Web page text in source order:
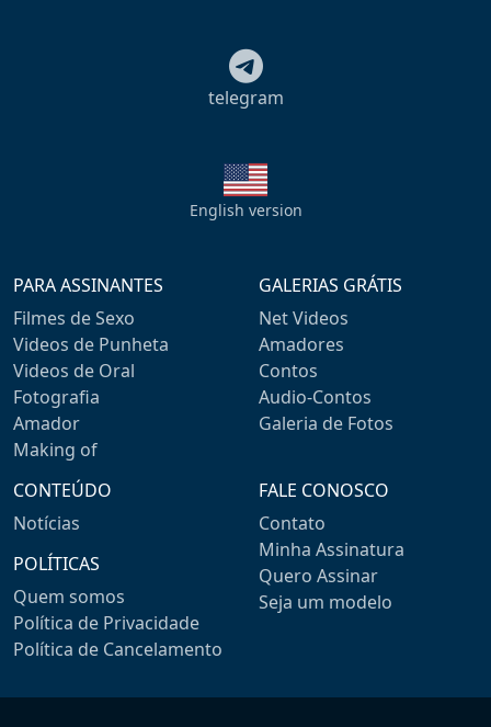
telegram
English version
PARA ASSINANTES
Filmes de Sexo
Videos de Punheta
Videos de Oral
Fotografia
Amador
Making of
GALERIAS GRÁTIS
Net Videos
Amadores
Contos
Audio-Contos
Galeria de Fotos
CONTEÚDO
Notícias
POLÍTICAS
Quem somos
Política de Privacidade
Política de Cancelamento
FALE CONOSCO
Contato
Minha Assinatura
Quero Assinar
Seja um modelo